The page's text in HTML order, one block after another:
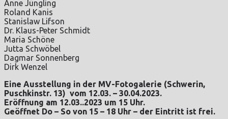
Anne Jüngling
Roland Kanis
Stanislaw Lifson
Dr. Klaus-Peter Schmidt
Maria Schöne
Jutta Schwöbel
Dagmar Sonnenberg
Dirk Wenzel
Eine Ausstellung in der MV-Fotogalerie (Schwerin,
Puschkinstr. 13) vom 12.03. – 30.04.2023.
Eröffnung am 12.03..2023 um 15 Uhr.
Geöffnet Do – So von 15 – 18 Uhr – der Eintritt ist frei.